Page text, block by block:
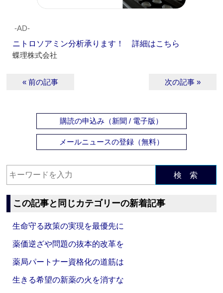
‐AD‐
ニトロソアミン分析承ります！ 詳細はこちら
蝶理株式会社
« 前の記事 次の記事 »
購読の申込み（新聞 / 電子版）
メールニュースの登録（無料）
検 索
この記事と同じカテゴリーの新着記事
生命守る政策の実現を最優先に
薬価逆ざや問題の抜本的改革を
薬局パートナー資格化の道筋は
生きる希望の新薬の火を消すな